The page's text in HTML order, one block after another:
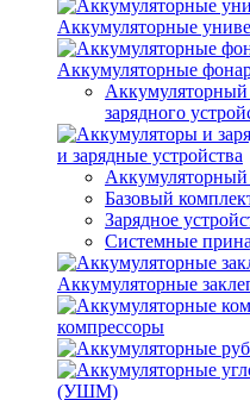
Аккумуляторные
Аккумуляторные
Аккумуляторный
зарядного
и зарядные устройства
Аккумуляторный
Базовый
Зарядное
Системные
Аккумуляторные
компрессоры